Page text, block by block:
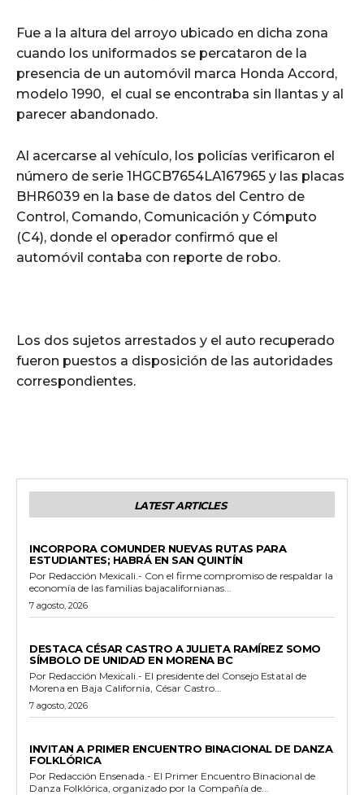
Fue a la altura del arroyo ubicado en dicha zona
cuando los uniformados se percataron de la
presencia de un automóvil marca Honda Accord,
modelo 1990, el cual se encontraba sin llantas y al
parecer abandonado.
Al acercarse al vehículo, los policías verificaron el
número de serie 1HGCB7654LA167965 y las placas
BHR6039 en la base de datos del Centro de
Control, Comando, Comunicación y Cómputo
(C4), donde el operador confirmó que el
automóvil contaba con reporte de robo.
Los dos sujetos arrestados y el auto recuperado
fueron puestos a disposición de las autoridades
correspondientes.
LATEST ARTICLES
INCORPORA COMUNDER NUEVAS RUTAS PARA
ESTUDIANTES; HABRÁ EN SAN QUINTÍN
Por Redacción Mexicali.- Con el firme compromiso de respaldar la
economía de las familias bajacalifornianas...
7 agosto, 2026
DESTACA CÉSAR CASTRO A JULIETA RAMÍREZ SOMO
SÍMBOLO DE UNIDAD EN MORENA BC
Por Redacción Mexicali.- El presidente del Consejo Estatal de
Morena en Baja California, César Castro...
7 agosto, 2026
INVITAN A PRIMER ENCUENTRO BINACIONAL DE DANZA
FOLKLÓRICA
Por Redacción Ensenada.- El Primer Encuentro Binacional de
Danza Folklórica, organizado por la Compañía de...